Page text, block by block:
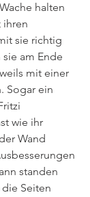
halten
sie richtig
am Ende
mit einer
Sogar ein
wie ihr
Wand
standen
Seiten